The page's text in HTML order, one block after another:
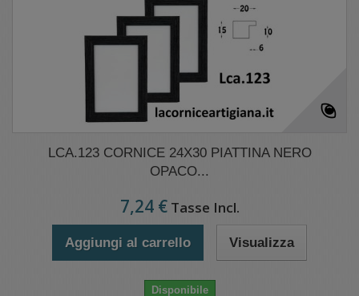
LCA.123 CORNICE 24X30 PIATTINA NERO
OPACO...
7,24 € Tasse Incl.
Aggiungi al carrello Visualizza
Disponibile